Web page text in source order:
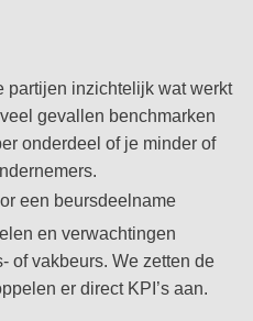
partijen inzichtelijk wat werkt
gevallen benchmarken
onderdeel of je minder of
een beursdeelname
en verwachtingen
of vakbeurs. We zetten de
er direct KPI’s aan.